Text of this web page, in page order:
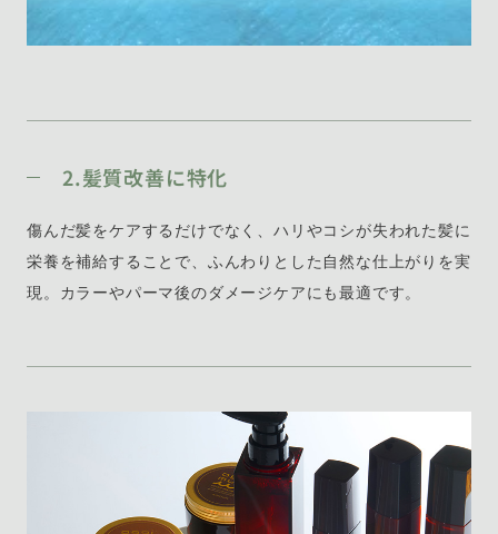
2.髪質改善に特化
傷んだ髪をケアするだけでなく、ハリやコシが失われた髪に
栄養を補給することで、ふんわりとした自然な仕上がりを実
現。カラーやパーマ後のダメージケアにも最適です。